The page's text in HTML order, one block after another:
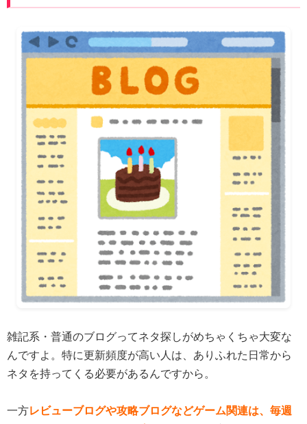
雑記系・普通のブログってネタ探しがめちゃくちゃ大変な
んですよ。特に更新頻度が高い人は、ありふれた日常から
ネタを持ってくる必要があるんですから。
一方レビューブログや攻略ブログなどゲーム関連は、毎週